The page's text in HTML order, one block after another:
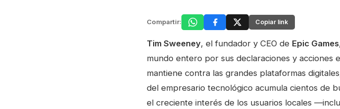
Compartir: Copiar link
Tim Sweeney, el fundador y CEO de Epic Games
mundo entero por sus declaraciones y acciones
mantiene contra las grandes plataformas
del empresario tecnológico acumula cientos de
el creciente interés de los usuarios locales